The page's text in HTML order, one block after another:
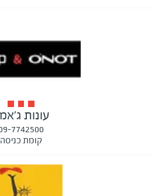
עונות
7742500
קומת כניסה